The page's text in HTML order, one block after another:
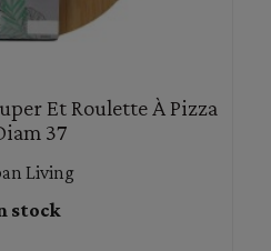
Et Roulette À Pizza
37
Living
stock